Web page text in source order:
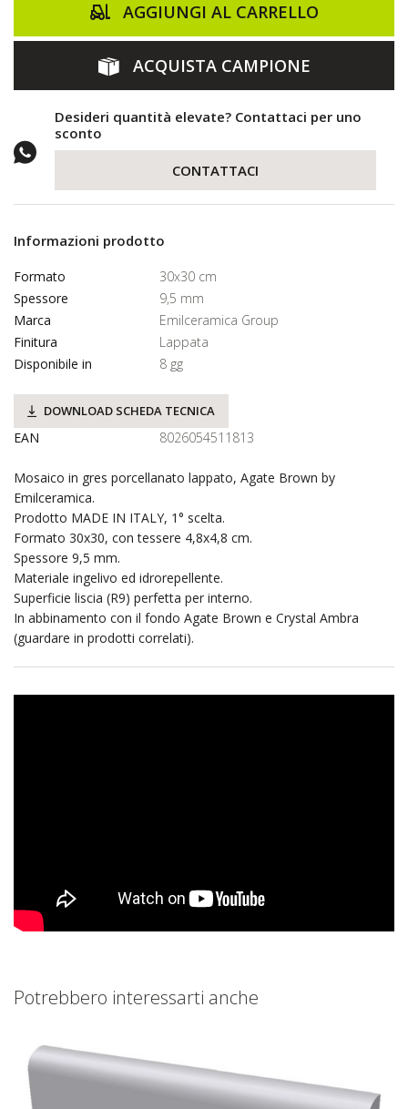
AGGIUNGI AL CARRELLO
ACQUISTA CAMPIONE
Desideri quantità elevate? Contattaci per uno
sconto
CONTATTACI
Informazioni prodotto
Formato
30x30 cm
Spessore
9,5 mm
Marca
Emilceramica Group
Finitura
Lappata
Disponibile in
8 gg
DOWNLOAD SCHEDA TECNICA
EAN 8026054511813
Mosaico in gres porcellanato lappato, Agate Brown by
Emilceramica.
Prodotto MADE IN ITALY, 1° scelta.
Formato 30x30, con tessere 4,8x4,8 cm.
Spessore 9,5 mm.
Materiale ingelivo ed idrorepellente.
Superficie liscia (R9) perfetta per interno.
In abbinamento con il fondo Agate Brown e Crystal Ambra
(guardare in prodotti correlati).
Potrebbero interessarti anche